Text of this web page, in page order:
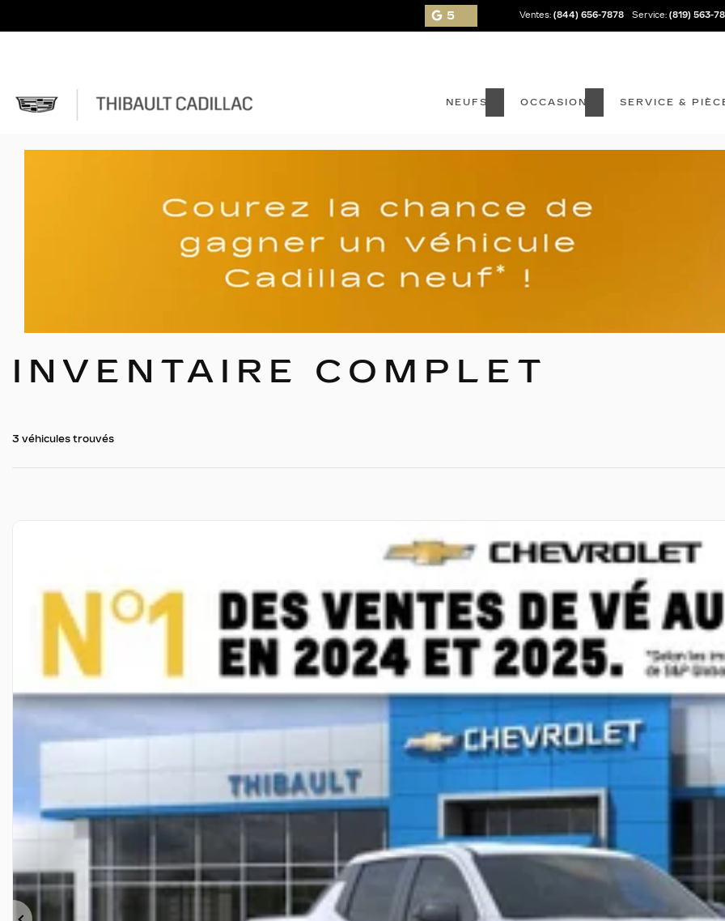
5 Ventes: (844) 656-7878 Service: (819) 563-
NEUFS OCCASION SERVICE &
INVENTAIRE COMPLET
3 véhicules trouvés